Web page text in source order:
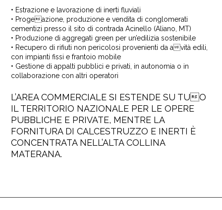
• Estrazione e lavorazione di inerti fluviali
• Progeazione, produzione e vendita di conglomerati
cementizi presso il sito di contrada Acinello (Aliano, MT)
• Produzione di aggregati green per un’edilizia sostenibile
• Recupero di rifiuti non pericolosi provenienti da avità edili,
con impianti fissi e frantoio mobile
• Gestione di appalti pubblici e privati, in autonomia o in
collaborazione con altri operatori
L’AREA COMMERCIALE SI ESTENDE SU TUO
IL TERRITORIO NAZIONALE PER LE OPERE
PUBBLICHE E PRIVATE, MENTRE LA
FORNITURA DI CALCESTRUZZO E INERTI È
CONCENTRATA NELL’ALTA COLLINA
MATERANA.